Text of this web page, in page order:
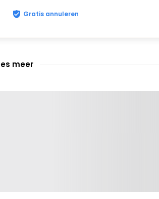
Gratis annuleren
meer